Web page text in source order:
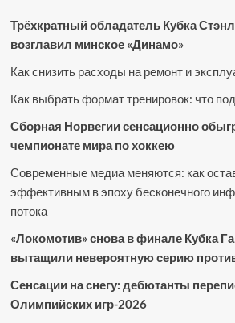
Трёхкратный обладатель Кубка
возглавил минское «Динамо»
Как снизить расходы на ремонт и
Как выбрать формат тренировок: что
Сборная Норвегии сенсационно
чемпионате мира по хоккею
Современные медиа меняются: как
эффективным в эпоху бесконечного
потока
«Локомотив» снова в финале Кубка
вытащили невероятную серию
Сенсации на снегу: дебютанты
Олимпийских игр-2026